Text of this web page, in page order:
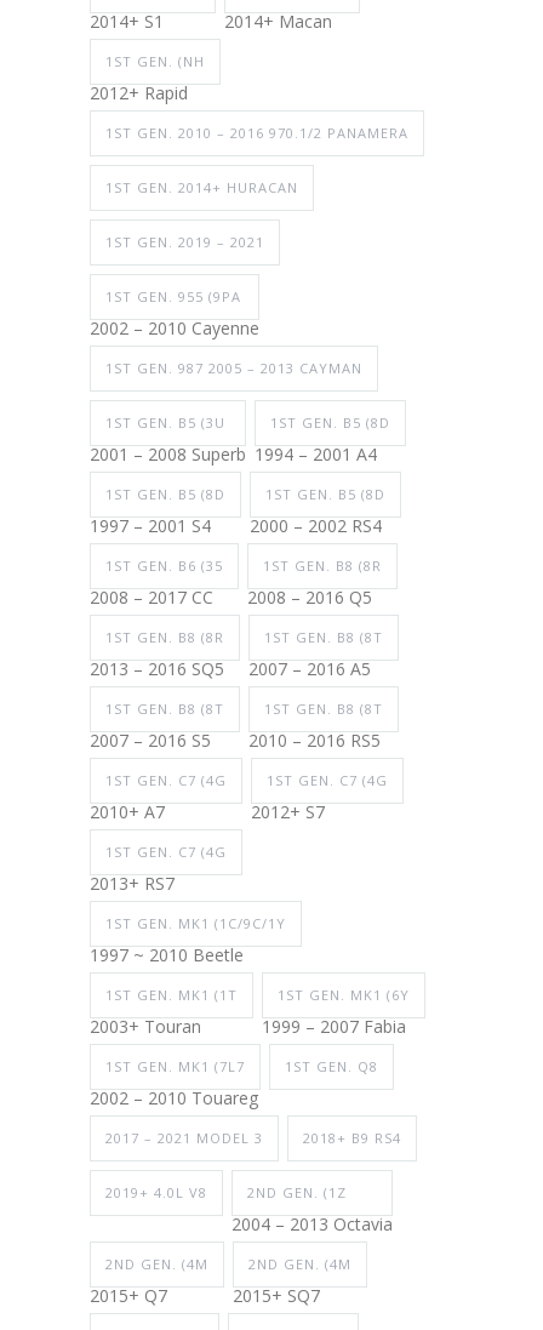
2014+ S1 2014+ Macan
1ST GEN. (NH
2012+ Rapid
1ST GEN. 2010 – 2016 970.1/2 PANAMERA
1ST GEN. 2014+ HURACAN
1ST GEN. 2019 – 2021
1ST GEN. 955 (9PA
2002 – 2010 Cayenne
1ST GEN. 987 2005 – 2013 CAYMAN
1ST GEN. B5 (3U
2001 – 2008 Superb
1ST GEN. B5 (8D
1994 – 2001 A4
1ST GEN. B5 (8D
1997 – 2001 S4
1ST GEN. B5 (8D
2000 – 2002 RS4
1ST GEN. B6 (35
2008 – 2017 CC
1ST GEN. B8 (8R
2008 – 2016 Q5
1ST GEN. B8 (8R
2013 – 2016 SQ5
1ST GEN. B8 (8T
2007 – 2016 A5
1ST GEN. B8 (8T
2007 – 2016 S5
1ST GEN. B8 (8T
2010 – 2016 RS5
1ST GEN. C7 (4G
2010+ A7
1ST GEN. C7 (4G
2012+ S7
1ST GEN. C7 (4G
2013+ RS7
1ST GEN. MK1 (1C/9C/1Y
1997 ~ 2010 Beetle
1ST GEN. MK1 (1T
2003+ Touran
1ST GEN. MK1 (6Y
1999 – 2007 Fabia
1ST GEN. MK1 (7L7
2002 – 2010 Touareg
1ST GEN. Q8
2017 – 2021 MODEL 3 2018+ B9 RS4
2019+ 4.0L V8 2ND GEN. (1Z
2004 – 2013 Octavia
2ND GEN. (4M
2015+ Q7
2ND GEN. (4M
2015+ SQ7